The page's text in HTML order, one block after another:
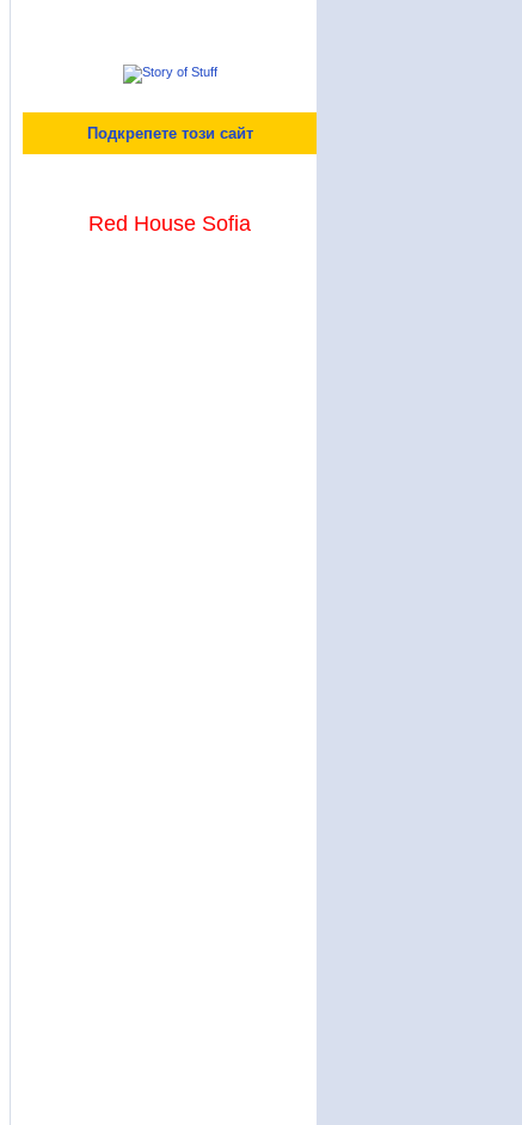
Подкрепете този сайт
Red House Sofia